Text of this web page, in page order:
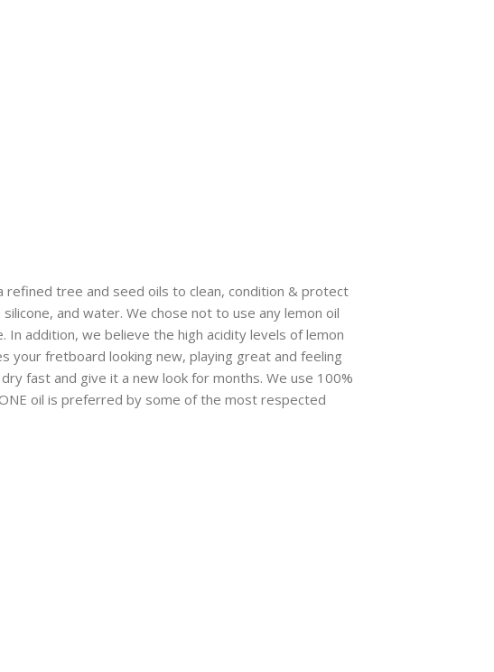
refined tree and seed oils to clean, condition & protect
and water. We chose not to use any lemon oil
addition, we believe the high acidity levels of lemon
your fretboard looking new, playing great and feeling
fast and give it a new look for months. We use 100%
oil is preferred by some of the most respected